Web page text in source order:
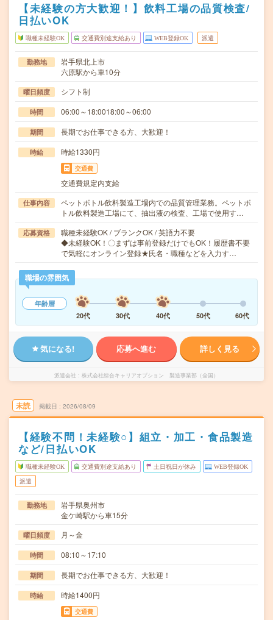
【未経験の方大歓迎！】飲料工場の品質検査/
日払いOK
職種未経験OK 交通費別途支給あり WEB登録OK 派遣
勤務地
岩手県北上市
六原駅から車10分
曜日頻度 シフト制
時間 06:00～18:0018:00～06:00
期間 長期でお仕事できる方、大歓迎！
時給 時給1330円
交通費
交通費規定内支給
仕事内容
ペットボトル飲料製造工場内での品質管理業務。ペットボ
トル飲料製造工場にて、抽出液の検査、工場で使用す…
応募資格
職種未経験OK / ブランクOK / 英語力不要
◆未経験OK！〇まずは事前登録だけでもOK！履歴書不要
で気軽にオンライン登録★氏名・職種などを入力す…
職場の雰囲気
年齢層
20代
30代 40代 50代 60代
気になる! 応募へ進む 詳しく見る
派遣会社 株式会社綜合キャリアオプション 製造事業部（全国）
未読 掲載日 2026/08/09
【経験不問！未経験○】組立・加工・食品製造
など/日払いOK
職種未経験OK 交通費別途支給あり 土日祝日が休み WEB登録OK
派遣
勤務地
岩手県奥州市
金ケ崎駅から車15分
曜日頻度 月～金
時間 08:10～17:10
期間 長期でお仕事できる方、大歓迎！
時給 時給1400円
交通費